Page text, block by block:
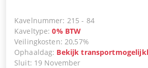
Kavelnummer: 215 - 84
Kaveltype:0% BTW
Veilingkosten:20,57%
Ophaaldag: Bekijk
Sluit: 19 November